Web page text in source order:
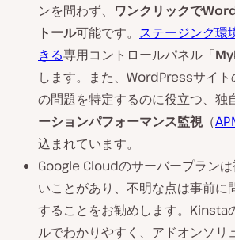
ンを問わず、 ワンクリックで
トール可能です。 ステージング環
きる専用コントロールパネル「
します。また、WordPressサイト
の問題を特定するのに役立つ、独
ーションパフォーマンス監視 （
込まれています。
Google Cloudのサーバープランは
いことがあり、不明な点は事前に
することをお勧めします。Kinsta
ルでわかりやすく、アドオンソリ